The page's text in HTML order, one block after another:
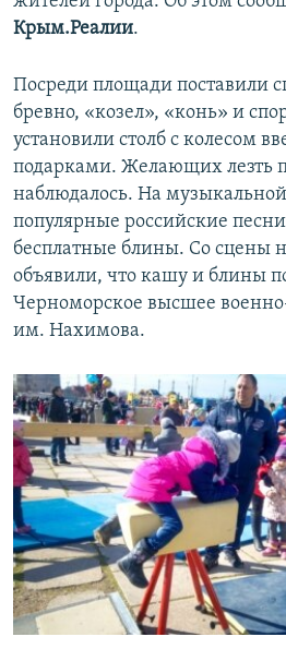
Крым.Реалии.
Посреди площади поставили
бревно, «козел», «конь» и
установили столб с колесом
подарками. Желающих лезть
наблюдалось. На
популярные российские
бесплатные блины. Со сцены
объявили, что кашу и блины
Черноморское высшее
им. Нахимова.